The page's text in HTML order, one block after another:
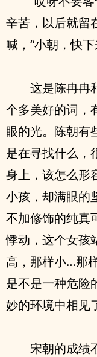
辛苦，以后就留
喊，“小朝，快
这是陈冉冉
个多美好的词，
眼的光。陈朝有
是在寻找什么，
身上，该怎么形
小孩，却满眼的
不加修饰的纯真
悸动，这个女孩
高，那样小…那
是不是一种危险
妙的环境中相见
宋朝的成绩